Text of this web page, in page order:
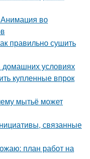
Анимация во
правильно сушить
домашних условиях
купленные впрок
мытьё может
связанные
план работ на